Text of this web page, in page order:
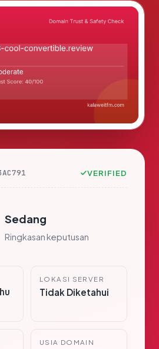
VERIFIED
Sedang
Ringkasan keputusan
LOKASI SERVER
Tidak Diketahui
USIA DOMAIN